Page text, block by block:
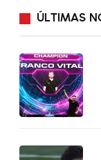
ÚLTIMAS